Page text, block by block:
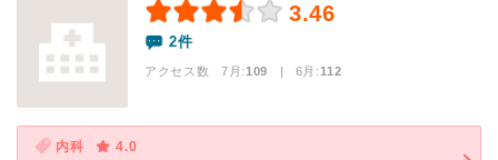
3.46
2件
アクセス数 7月:109 | 6月:112
内科
4.0